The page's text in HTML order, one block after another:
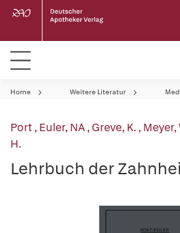
Home Weitere Literatur
Port,Euler, NA,Greve, K.,Meyer,
H.
Lehrbuch der